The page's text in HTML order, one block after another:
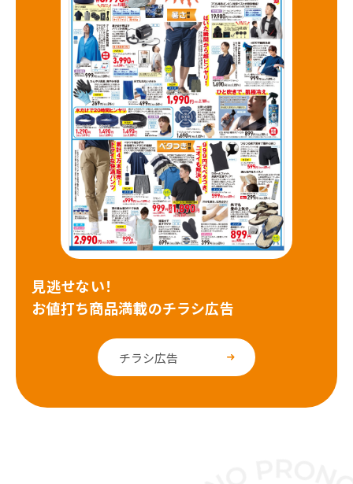
見逃せない！
お値打ち商品満載のチラシ広告
チラシ広告